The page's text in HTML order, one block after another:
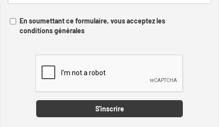
En soumettant ce formulaire, vous acceptez les
conditions générales
S'inscrire